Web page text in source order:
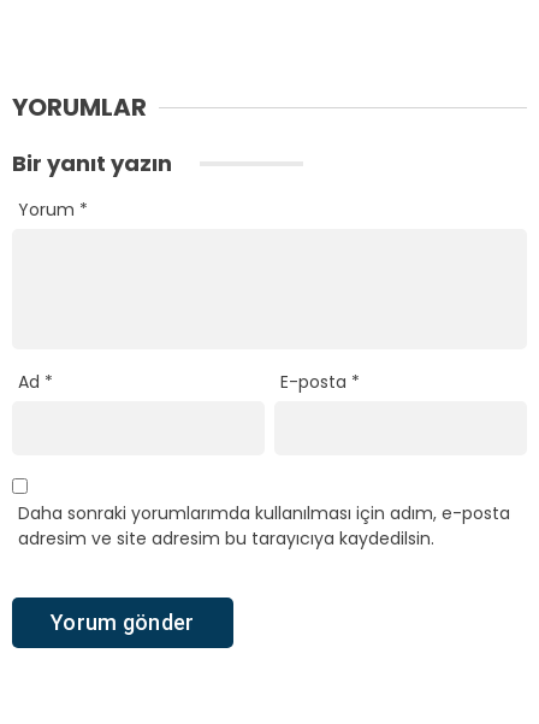
YORUMLAR
Bir yanıt yazın
Yorum *
Ad * E-posta *
Daha sonraki yorumlarımda kullanılması için adım, e-posta
adresim ve site adresim bu tarayıcıya kaydedilsin.